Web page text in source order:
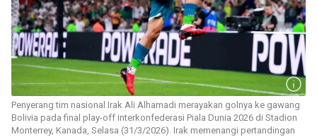
Penyerang tim nasional Irak Ali Alhamadi merayakan golnya ke gawang
Bolivia pada final play-off interkonfederasi Piala Dunia 2026 di Stadion
Monterrey, Kanada, Selasa (31/3/2026). Irak memenangi pertandingan